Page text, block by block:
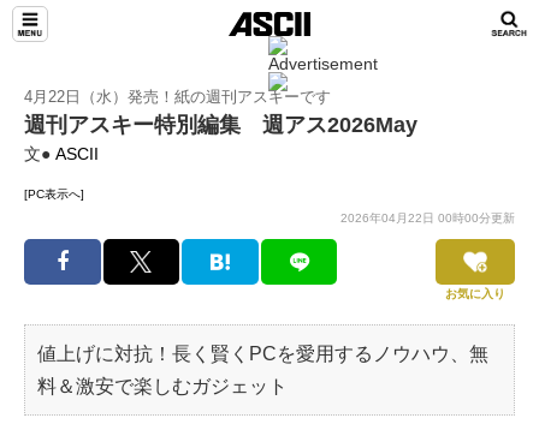
4月22日（水）発売！紙の週刊アスキーです
週刊アスキー特別編集 週アス2026May
文● ASCII
[PC表示へ]
2026年04月22日 00時00分更新
お気に入り
値上げに対抗！長く賢くPCを愛用するノウハウ、無
料＆激安で楽しむガジェット